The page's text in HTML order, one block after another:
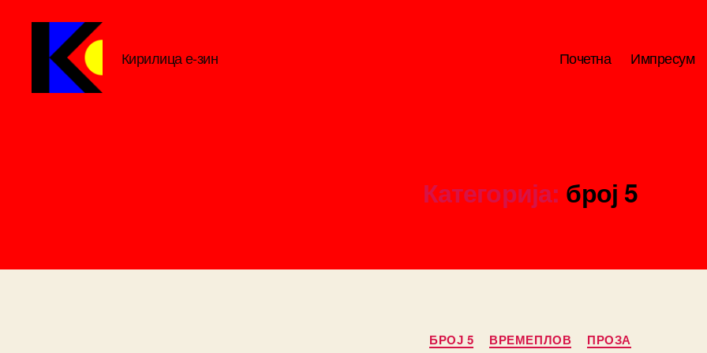
Кирилица е-зин Почетна Импресум
Категорија: број 5
Categories
БРОЈ 5 ВРЕМЕПЛОВ ПРОЗА